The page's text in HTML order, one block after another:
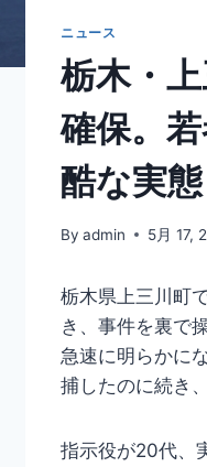
ニュース
栃木・
確保。
酷な実態
By admin 5月 17,
栃木県上三川町
き、事件を裏で
急速に明らかに
捕したのに続き
指示役が20代、